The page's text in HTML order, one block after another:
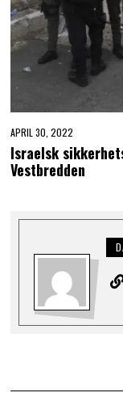
APRIL 30, 2022
Israelsk
Vestbredden